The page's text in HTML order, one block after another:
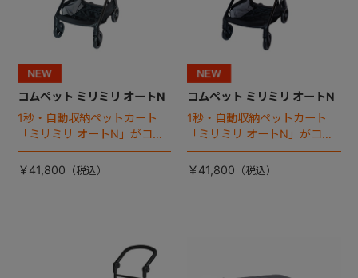
コムペット ミリミリ オートN
1秒・自動収納ペットカート
「ミリミリ オートN」がコム
ペットから登場！
￥41,800
コムペット ミリミリ オートN
1秒・自動収納ペットカート
「ミリミリ オートN」がコム
ペットから登場！
￥41,800